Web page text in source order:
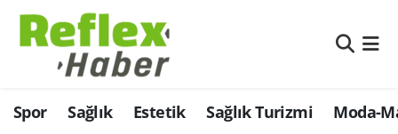
Spor Sağlık Estetik Sağlık Turizmi Moda-
Eğitim
Estetik
Nöbetçi Eczaneler
Hava Durumu